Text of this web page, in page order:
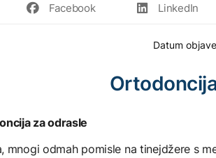
Facebook LinkedIn
Datum objave
za odrasle
mnogi odmah pomisle na tinejdžere s